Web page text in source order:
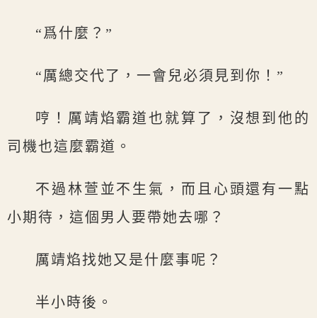
“爲什麼？”
“厲總交代了，一會兒必須見到你！”
哼！厲靖焰霸道也就算了，沒想到他的
司機也這麼霸道。
不過林萱並不生氣，而且心頭還有一點
小期待，這個男人要帶她去哪？
厲靖焰找她又是什麼事呢？
半小時後。